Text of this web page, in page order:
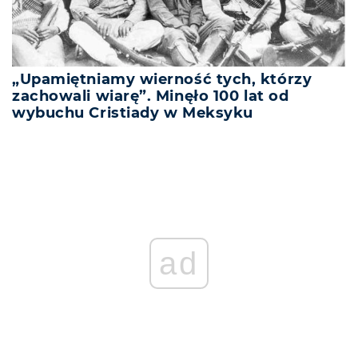
„Upamiętniamy wierność tych, którzy
zachowali wiarę”. Minęło 100 lat od
wybuchu Cristiady w Meksyku
ad